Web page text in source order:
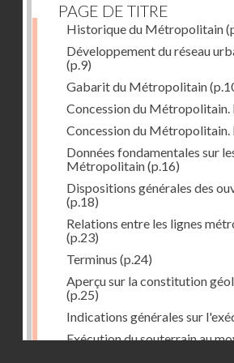
PAGE DE TITRE
Historique du Métropolitain
Développement du réseau
(p.9)
Gabarit du Métropolitain
Concession du Métropolitain.
Concession du Métropolitain.
Données fondamentales sur
Métropolitain(p.16)
Dispositions générales des
(p.18)
Relations entre les lignes
(p.23)
Terminus (p.24)
Aperçu sur la constitution
(p.25)
Indications générales sur
Exécution du souterrain au